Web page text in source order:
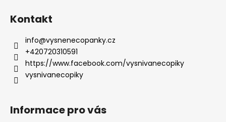
Kontakt
info@vysnenecopanky.cz
+420720310591
https://www.facebook.com/vysnivanecopiky
vysnivanecopiky
Informace pro vás